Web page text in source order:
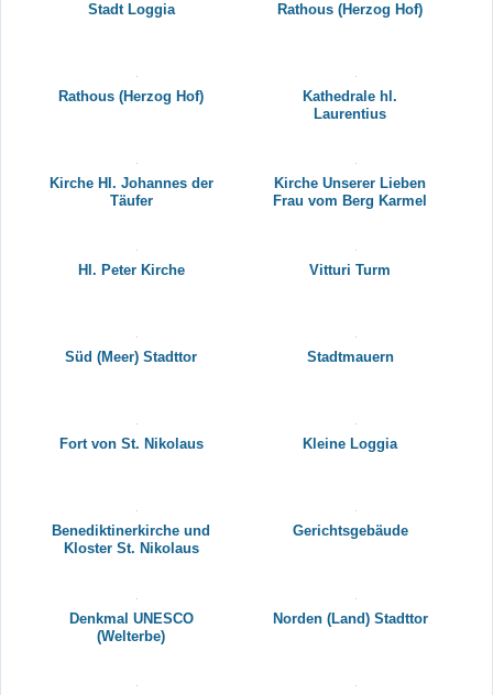
Stadt Loggia Rathous (Herzog Hof)
Rathous (Herzog Hof)
Kathedrale hl.
Laurentius
Kirche Hl. Johannes der
Täufer
Kirche Unserer Lieben
Frau vom Berg Karmel
Hl. Peter Kirche Vitturi Turm
Süd (Meer) Stadttor Stadtmauern
Fort von St. Nikolaus Kleine Loggia
Benediktinerkirche und
Kloster St. Nikolaus
Gerichtsgebäude
Denkmal UNESCO
(Welterbe)
Norden (Land) Stadttor